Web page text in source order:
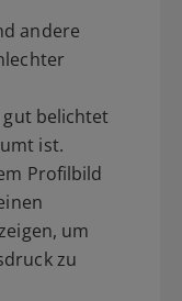
andere
gut belichtet
ist.
Profilbild
um
zu